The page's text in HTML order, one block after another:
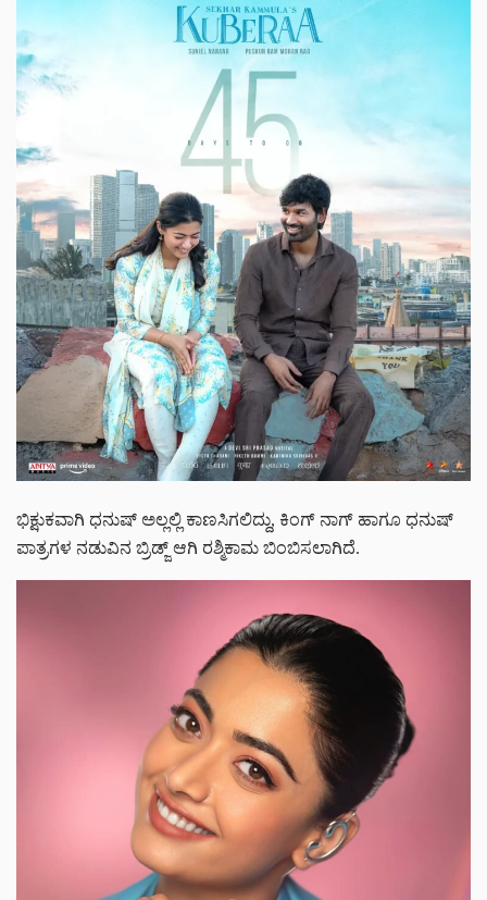
ಭಿಕ್ಷುಕವಾಗಿ ಧನುಷ್ ಅಲ್ಲಲ್ಲಿ ಕಾಣಸಿಗಲಿದ್ದು, ಕಿಂಗ್ ನಾಗ್ ಹಾಗೂ ಧನುಷ್
ಪಾತ್ರಗಳ ನಡುವಿನ ಬ್ರಿಡ್ಜ್ ಆಗಿ ರಶ್ಮಿಕಾಮ ಬಿಂಬಿಸಲಾಗಿದೆ.